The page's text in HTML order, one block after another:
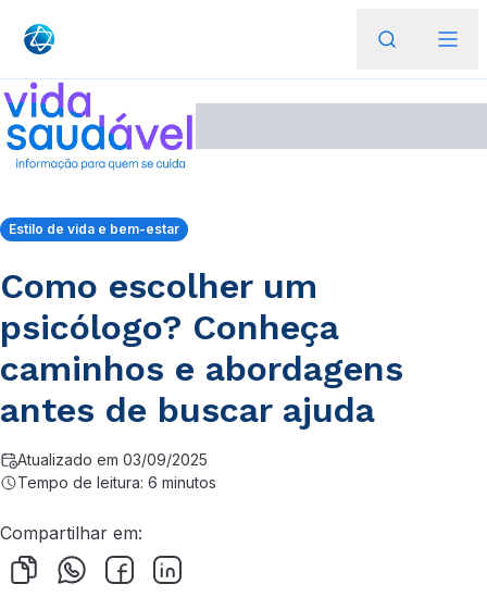
Estilo de vida e bem-estar
Como escolher um
psicólogo? Conheça
caminhos e abordagens
antes de buscar ajuda
Atualizado em 03/09/2025
Tempo de leitura: 6 minutos
Compartilhar em: